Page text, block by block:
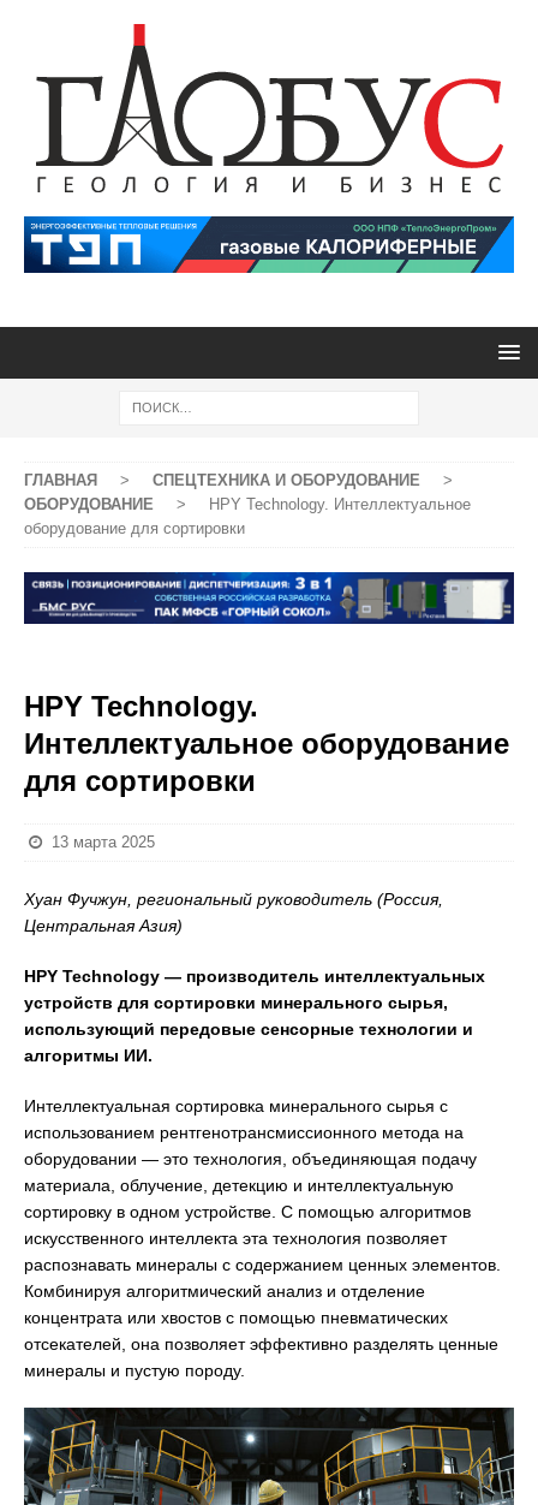
ГЛАВНАЯ > СПЕЦТЕХНИКА И ОБОРУДОВАНИЕ
>
ОБОРУДОВАНИЕ
>
HPY Technology. Интеллектуальное
оборудование для сортировки
HPY Technology.
Интеллектуальное оборудование
для сортировки
13 марта 2025
Хуан Фучжун, региональный руководитель (Россия,
Центральная Азия)
HPY Technology — производитель интеллектуальных
устройств для сортировки минерального сырья,
использующий передовые сенсорные технологии и
алгоритмы ИИ.
Интеллектуальная сортировка минерального сырья с
использованием рентгенотрансмиссионного метода на
оборудовании — это технология, объединяющая подачу
материала, облучение, детекцию и интеллектуальную
сортировку в одном устройстве. С помощью алгоритмов
искусственного интеллекта эта технология позволяет
распознавать минералы с содержанием ценных элементов.
Комбинируя алгоритмический анализ и отделение
концентрата или хвостов с помощью пневматических
отсекателей, она позволяет эффективно разделять ценные
минералы и пустую породу.